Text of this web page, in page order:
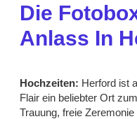
Die
Anlass In
Hochzeiten: Herford ist
Flair ein beliebter Ort
Trauung, freie